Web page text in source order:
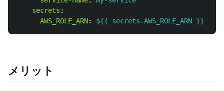
secrets :
AWS_ROLE_ARN: ${{ secrets.AWS_ROLE_ARN }}
メリット